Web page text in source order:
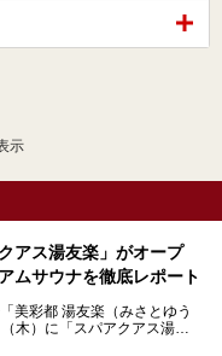
示
アス湯友楽」がオープ
ムサウナを徹底レポート
美彩都 湯友楽（みさとゆう
木）に「スパアクアス湯友